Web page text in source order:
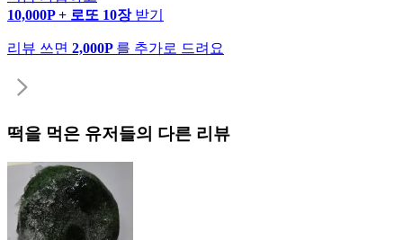
10,000P + 로또 10장 받기
리뷰 쓰면 2,000P 를 추가로 드려요
떡을 먹은 유저들의 다른 리뷰